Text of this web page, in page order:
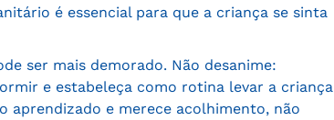
é essencial para que a criança se sinta
ser mais demorado. Não desanime:
e estabeleça como rotina levar a criança
aprendizado e merece acolhimento, não